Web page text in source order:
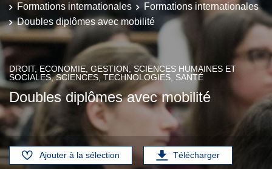
Formations internationales
Formations internationales
Doubles diplômes avec mobilité
DROIT, ECONOMIE, GESTION, SCIENCES HUMAINES ET
SOCIALES, SCIENCES, TECHNOLOGIES, SANTÉ
Doubles diplômes avec mobilité
Ajouter à la sélection Télécharger